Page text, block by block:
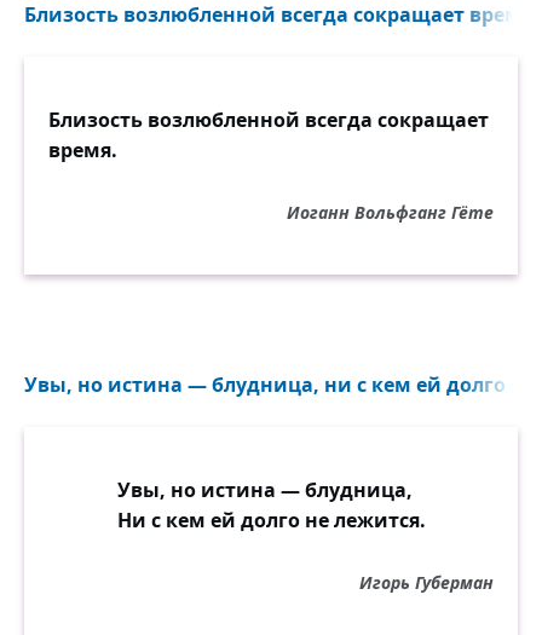
Близость возлюбленной всегда сокращает
Близость возлюбленной всегда сокращает
время.
Иоганн Вольфганг Гёте
Увы, но истина — блудница, ни с кем ей долго не
Увы, но истина — блудница,
Ни с кем ей долго не лежится.
Игорь Губерман